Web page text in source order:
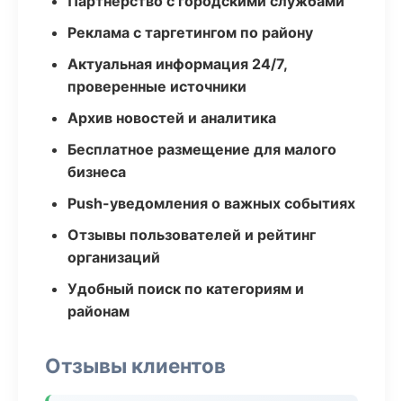
Реклама с таргетингом по району
Актуальная информация 24/7,
проверенные источники
Архив новостей и аналитика
Бесплатное размещение для малого
бизнеса
Push-уведомления о важных событиях
Отзывы пользователей и рейтинг
организаций
Удобный поиск по категориям и
районам
Отзывы клиентов